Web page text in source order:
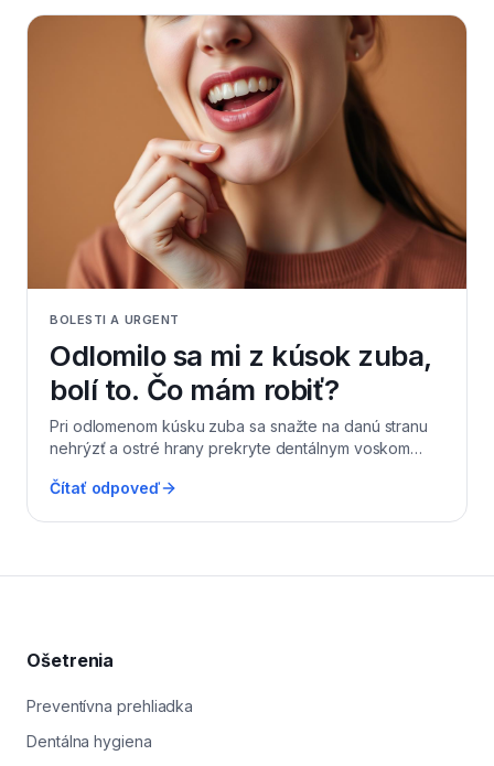
žuvačku ani lepidlo – môžu spôsobiť zápal alebo
poranenie ďasna. V Levi Dental v Leviciach sa
pacientom snažíme nájsť termín čo najskôr, často do
24–48 hodín. Pri rozsiahlej strate tkaniva budeme
uvažovať skôr o onlayi alebo korunke, aby zub
vydržal dlhodobo.
BOLESTI A URGENT
Odlomilo sa mi z kúsok zuba,
bolí to. Čo mám robiť?
Pri odlomenom kúsku zuba sa snažte na danú stranu
nehrýzť a ostré hrany prekryte dentálnym voskom
nepodráždili. Odlomený fragment, ak ho nájdete,
zuba, znamená to obnaženie drene a treba ošetrenie
Včasné riešenie chráni pred infekciou a stratou zuba.
Čítať odpoveď
Ošetrenia
Preventívna prehliadka
Dentálna hygiena